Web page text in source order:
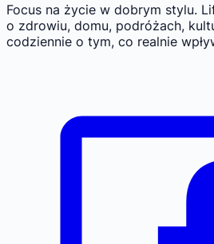
Focus na życie w dobrym stylu.
o zdrowiu, domu, podróżach,
codziennie o tym, co realnie